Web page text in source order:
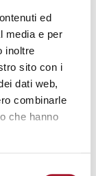
ed
media e per
inoltre
sito con i
dati web,
combinarle
che hanno
guerra in